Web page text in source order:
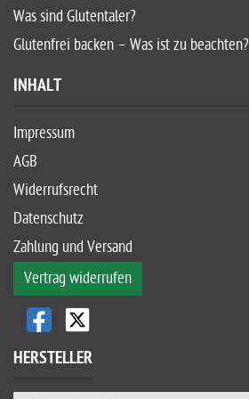
Was sind Glutentaler?
Glutenfrei backen – Was ist zu beachten?
INHALT
Impressum
AGB
Widerrufsrecht
Datenschutz
Zahlung und Versand
Vertrag widerrufen
HERSTELLER